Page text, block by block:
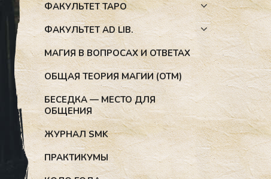
ФАКУЛЬТЕТ ТАРО
ФАКУЛЬТЕТ AD LIB.
МАГИЯ В ВОПРОСАХ И ОТВЕТАХ
ОБЩАЯ ТЕОРИЯ МАГИИ (ОТМ)
БЕСЕДКА — МЕСТО ДЛЯ
ОБЩЕНИЯ
ЖУРНАЛ SMK
ПРАКТИКУМЫ